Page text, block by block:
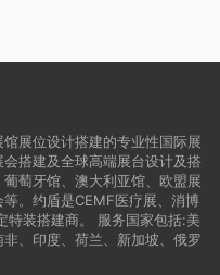
展位设计搭建的专业性国际展
搭建及全球高端展台设计及搭
萄牙馆、澳大利亚馆、欧盟展
。约盾是CEMF医疗展、消博
特装搭建商。 服务国家包括:美
非、印度、荷兰、新加坡、俄罗